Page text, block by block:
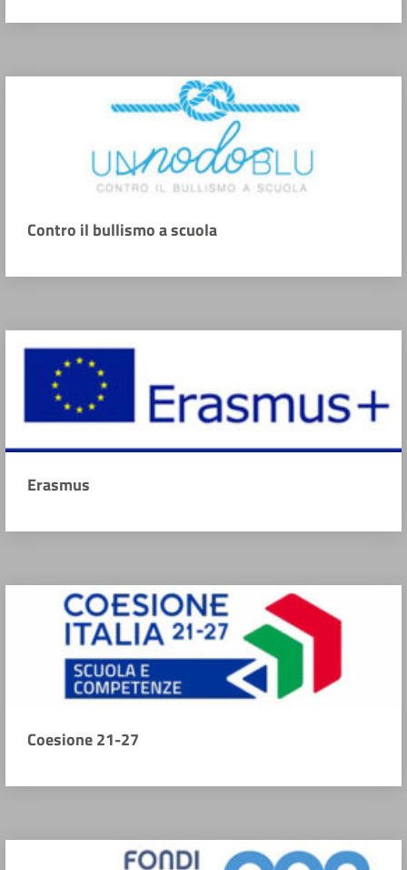
Contro il bullismo a scuola
Erasmus
Coesione 21-27